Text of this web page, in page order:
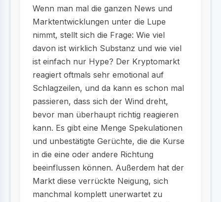
Wenn man mal die ganzen News und
Marktentwicklungen unter die Lupe
nimmt, stellt sich die Frage: Wie viel
davon ist wirklich Substanz und wie viel
ist einfach nur Hype? Der Kryptomarkt
reagiert oftmals sehr emotional auf
Schlagzeilen, und da kann es schon mal
passieren, dass sich der Wind dreht,
bevor man überhaupt richtig reagieren
kann. Es gibt eine Menge Spekulationen
und unbestätigte Gerüchte, die die Kurse
in die eine oder andere Richtung
beeinflussen können. Außerdem hat der
Markt diese verrückte Neigung, sich
manchmal komplett unerwartet zu